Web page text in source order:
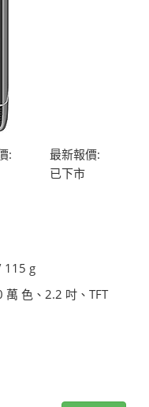
:
最新報價:
已下市
115 g
色、2.2 吋、TFT